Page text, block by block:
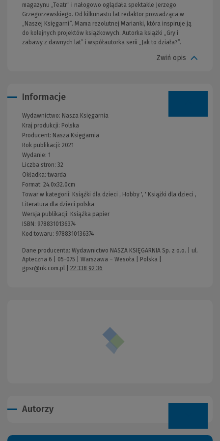
magazynu „Teatr” i nałogowo oglądała spektakle Jerzego
Grzegorzewskiego. Od kilkunastu lat redaktor prowadząca w
„Naszej Księgarni”. Mama rezolutnej Marianki, która inspiruje ją
do kolejnych projektów książkowych. Autorka książki „Gry i
zabawy z dawnych lat” i współautorka serii „Jak to działa?”.
Zwiń opis
Informacje
Wydawnictwo: Nasza Księgarnia
Kraj produkcji: Polska
Producent: Nasza Księgarnia
Rok publikacji: 2021
Wydanie: 1
Liczba stron: 32
Okładka:twarda
Format: 24.0x32.0cm
Towar w kategorii: Książki dla dzieci , Hobby ', ' Książki dla dzieci ,
Literatura dla dzieci polska
Wersja publikacji: Książka papier
ISBN: 9788310136374
Kod towaru: 9788310136374
Dane producenta: Wydawnictwo NASZA KSIĘGARNIA Sp. z o.o. | ul.
Apteczna 6 | 05-075 | Warszawa – Wesoła | Polska |
gpsr@nk.com.pl
22 338 92 36
Autorzy